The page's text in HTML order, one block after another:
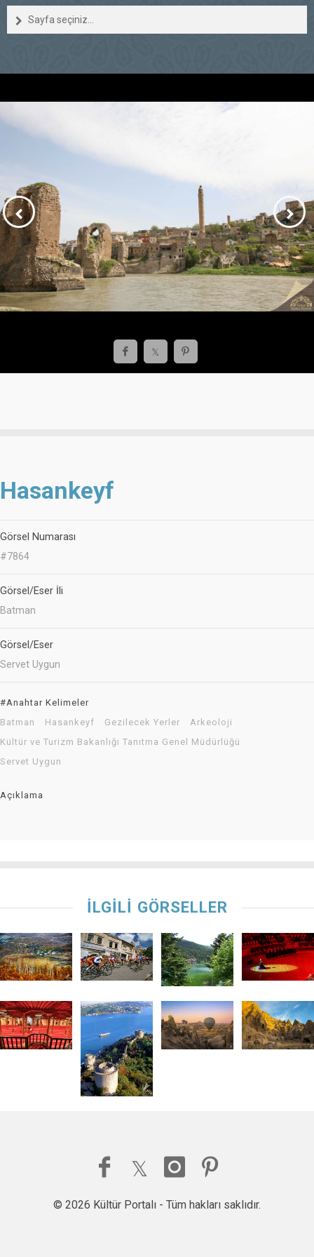
Sayfa seçiniz...
Hasankeyf
Görsel Numarası
#7864
Görsel/Eser İli
Batman
Görsel/Eser
Servet Uygun
#Anahtar Kelimeler
Batman
Hasankeyf Gezilecek Yerler
Arkeoloji
Kültür ve Turizm Bakanlığı Tanıtma Genel Müdürlüğü
Servet Uygun
Açıklama
İLGİLİ GÖRSELLER
© 2026 Kültür Portalı - Tüm hakları saklıdır.